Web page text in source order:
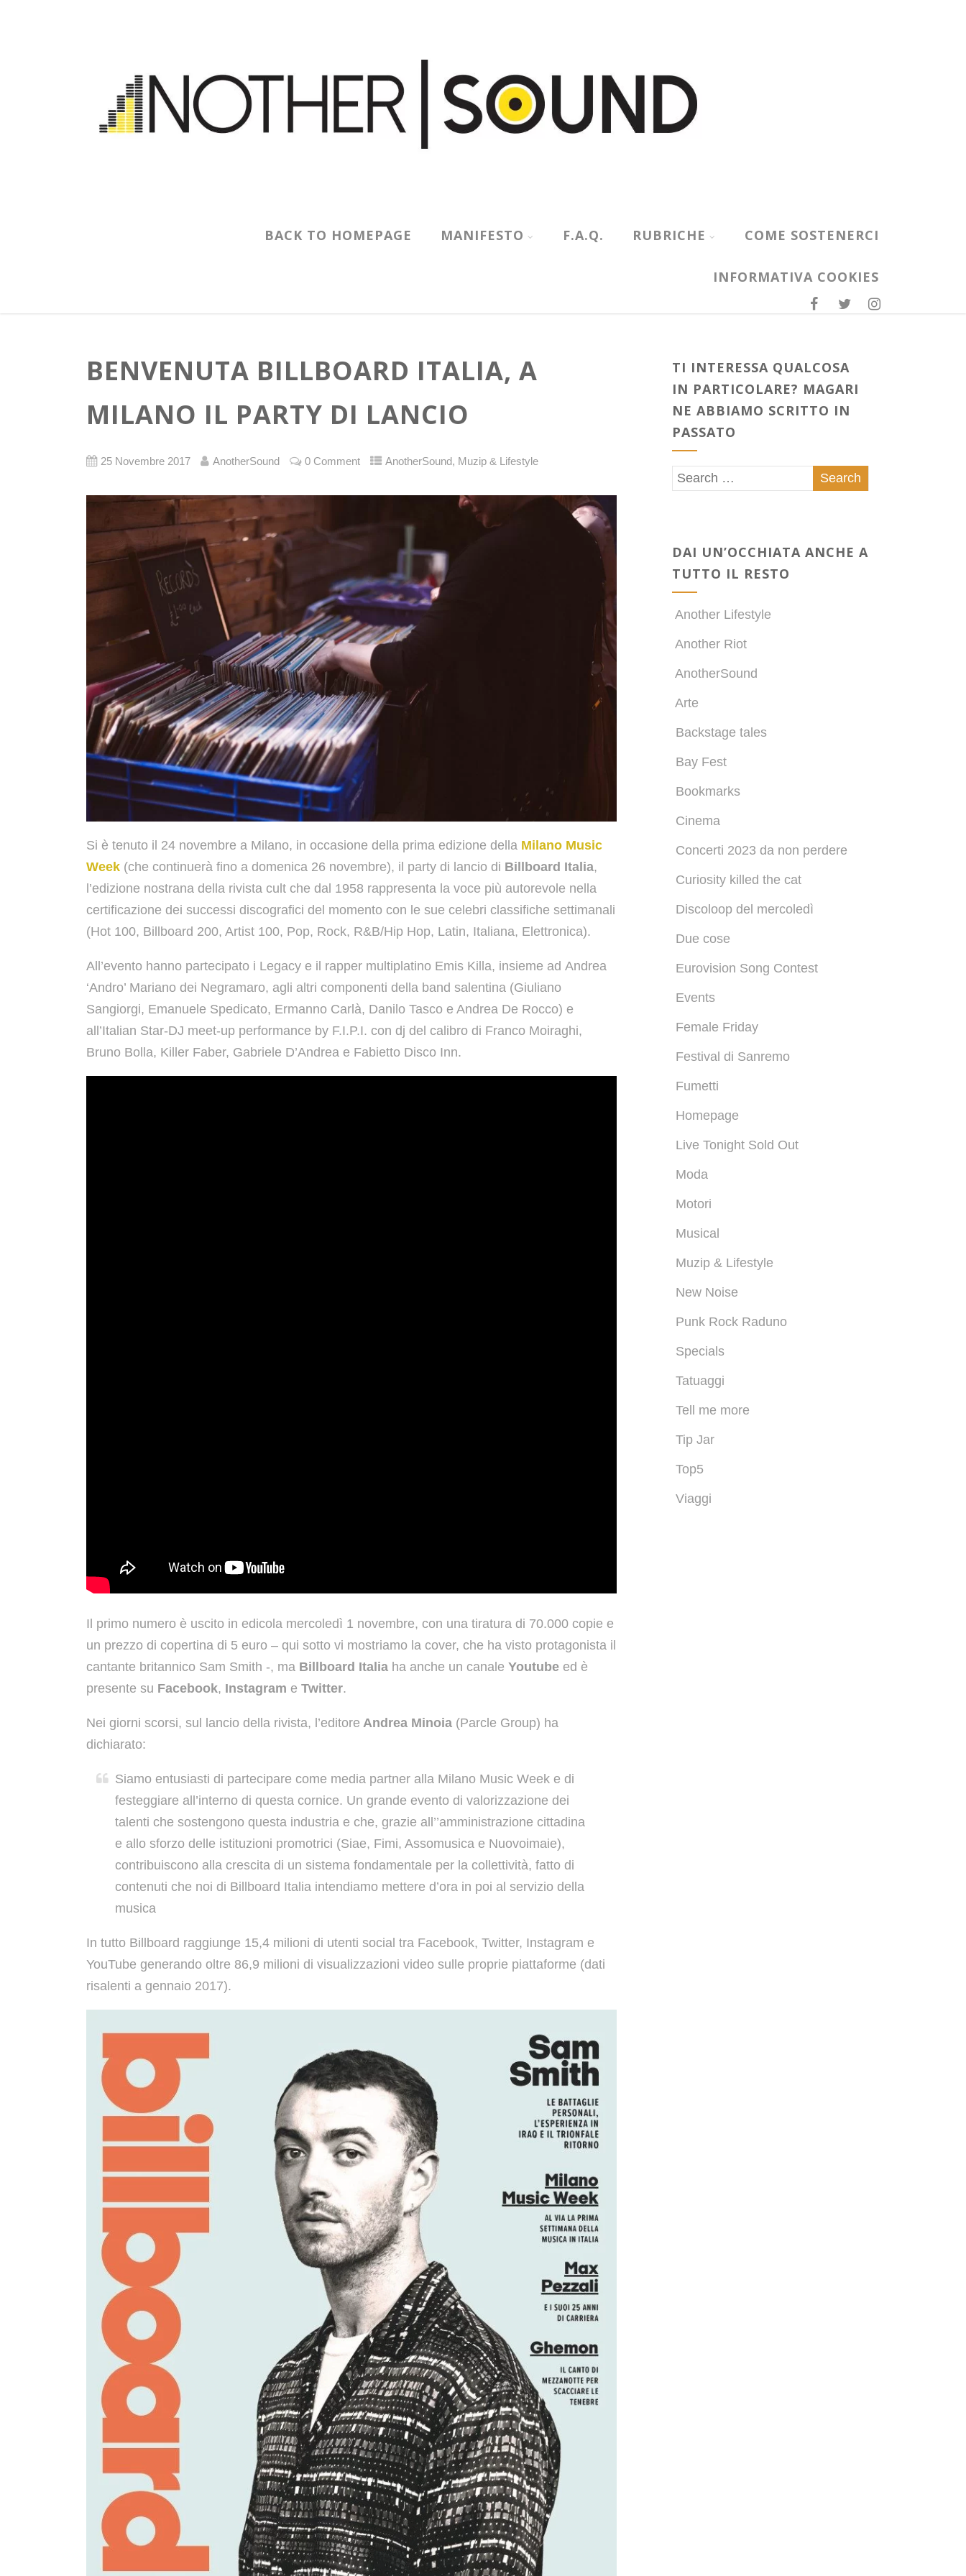
BACK TO HOMEPAGE MANIFESTO F.A.Q. RUBRICHE COME SOSTENERCI
INFORMATIVA COOKIES
BENVENUTA BILLBOARD ITALIA, A
MILANO IL PARTY DI LANCIO
25 Novembre 2017 AnotherSound 0 Comment AnotherSound Muzip & Lifestyle
Si è tenuto il 24 novembre a Milano, in occasione della prima edizione della Milano Music
Week (che continuerà fino a domenica 26 novembre), il party di lancio di Billboard Italia,
l’edizione nostrana della rivista cult che dal 1958 rappresenta la voce più autorevole nella
certificazione dei successi discografici del momento con le sue celebri classifiche settimanali
(Hot 100, Billboard 200, Artist 100, Pop, Rock, R&B/Hip Hop, Latin, Italiana, Elettronica).
All’evento hanno partecipato i Legacy e il rapper multiplatino Emis Killa, insieme ad Andrea
‘Andro’ Mariano dei Negramaro, agli altri componenti della band salentina (Giuliano
Sangiorgi, Emanuele Spedicato, Ermanno Carlà, Danilo Tasco e Andrea De Rocco) e
all’Italian Star-DJ meet-up performance by F.I.P.I. con dj del calibro di Franco Moiraghi,
Bruno Bolla, Killer Faber, Gabriele D’Andrea e Fabietto Disco Inn.
Il primo numero è uscito in edicola mercoledì 1 novembre, con una tiratura di 70.000 copie e
un prezzo di copertina di 5 euro – qui sotto vi mostriamo la cover, che ha visto protagonista il
cantante britannico Sam Smith -, ma Billboard Italia ha anche un canale Youtube ed è
presente su Facebook, Instagram eTwitter.
Nei giorni scorsi, sul lancio della rivista, l’editore Andrea Minoia (Parcle Group) ha
dichiarato:
Siamo entusiasti di partecipare come media partner alla Milano Music Week e di
festeggiare all’interno di questa cornice. Un grande evento di valorizzazione dei
talenti che sostengono questa industria e che, grazie all’’amministrazione cittadina
e allo sforzo delle istituzioni promotrici (Siae, Fimi, Assomusica e Nuovoimaie),
contribuiscono alla crescita di un sistema fondamentale per la collettività, fatto di
contenuti che noi di Billboard Italia intendiamo mettere d’ora in poi al servizio della
musica
In tutto Billboard raggiunge 15,4 milioni di utenti social tra Facebook, Twitter, Instagram e
YouTube generando oltre 86,9 milioni di visualizzazioni video sulle proprie piattaforme (dati
risalenti a gennaio 2017).
TI INTERESSA QUALCOSA
IN PARTICOLARE? MAGARI
NE ABBIAMO SCRITTO IN
PASSATO
DAI UN’OCCHIATA ANCHE A
TUTTO IL RESTO
Another Lifestyle
Another Riot
AnotherSound
Arte
Backstage tales
Bay Fest
Bookmarks
Cinema
Concerti 2023 da non perdere
Curiosity killed the cat
Discoloop del mercoledì
Due cose
Eurovision Song Contest
Events
Female Friday
Festival di Sanremo
Fumetti
Homepage
Live Tonight Sold Out
Moda
Motori
Musical
Muzip & Lifestyle
New Noise
Punk Rock Raduno
Specials
Tatuaggi
Tell me more
Tip Jar
Top5
Viaggi